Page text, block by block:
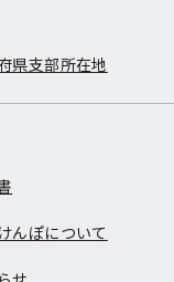
県支部所在地
んぽについて